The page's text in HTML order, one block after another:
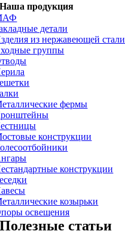
Наша продукция
детали
из нержавеющей стали
группы
фермы
конструкции
конструкции
козырьки
освещения
Полезные статьи